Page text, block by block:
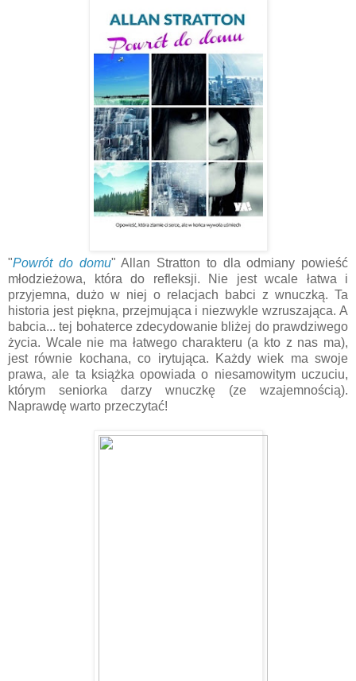
"Powrót do domu" Allan Stratton to dla odmiany powieść
młodzieżowa, która do refleksji. Nie jest wcale łatwa i
przyjemna, dużo w niej o relacjach babci z wnuczką. Ta
historia jest piękna, przejmująca i niezwykle wzruszająca. A
babcia... tej bohaterce zdecydowanie bliżej do prawdziwego
życia. Wcale nie ma łatwego charakteru (a kto z nas ma),
jest równie kochana, co irytująca. Każdy wiek ma swoje
prawa, ale ta książka opowiada o niesamowitym uczuciu,
którym seniorka darzy wnuczkę (ze wzajemnością).
Naprawdę warto przeczytać!